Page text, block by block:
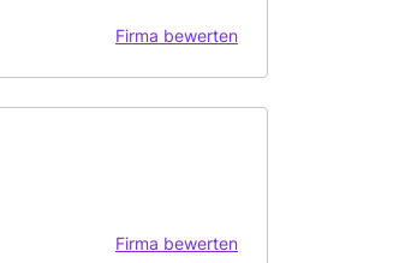
Firma bewerten
Firma bewerten